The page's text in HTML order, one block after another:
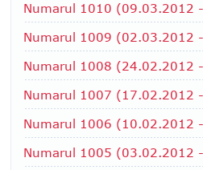
Numarul 1010 (09.03.2012
Numarul 1009 (02.03.2012
Numarul 1008 (24.02.2012
Numarul 1007 (17.02.2012
Numarul 1006 (10.02.2012
Numarul 1005 (03.02.2012